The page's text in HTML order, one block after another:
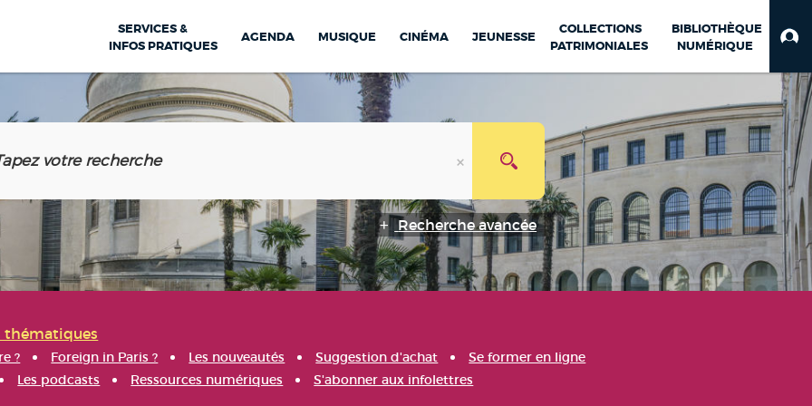
SERVICES &
INFOS PRATIQUES
AGENDA MUSIQUE CINÉMA JEUNESSE
COLLECTIONS
PATRIMONIALES
BIBLIOTHÈQUE
NUMÉRIQUE
Recherche avancée
thématiques
? Foreign in Paris ? Les nouveautés Suggestion d'achat
Se former en ligne
Les podcasts Ressources numériques S'abonner aux infolettres